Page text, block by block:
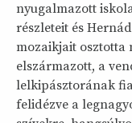
nyugalmazott
részleteit és
mozaikjait osztotta
elszármazott, a
lelkipásztorának
felidézve a